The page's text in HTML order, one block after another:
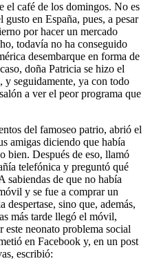
el café de los domingos. No es
en España, pues, a pesar
por hacer un mercado
todavía no ha conseguido
desembarque en forma de
doña Patricia se hizo el
y seguidamente, ya con todo
a ver el peor programa que
del famoseo patrio, abrió el
amigas diciendo que había
bien. Después de eso, llamó
telefónica y preguntó qué
sabiendas de que no había
y se fue a comprar un
despertase, sino que, además,
más tarde llegó el móvil,
neonato problema social
en Facebook y, en un post
escribió: